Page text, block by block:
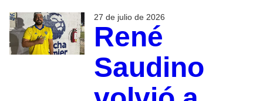
27 de julio de 2026
René
Saudino